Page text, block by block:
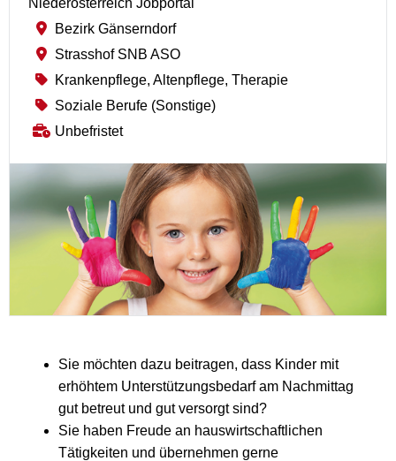
Niederösterreich Jobportal
Bezirk Gänserndorf
Strasshof SNB ASO
Krankenpflege, Altenpflege, Therapie
Soziale Berufe (Sonstige)
Unbefristet
Sie möchten dazu beitragen, dass Kinder mit
erhöhtem Unterstützungsbedarf am Nachmittag
gut betreut und gut versorgt sind?
Sie haben Freude an hauswirtschaftlichen
Tätigkeiten und übernehmen gerne